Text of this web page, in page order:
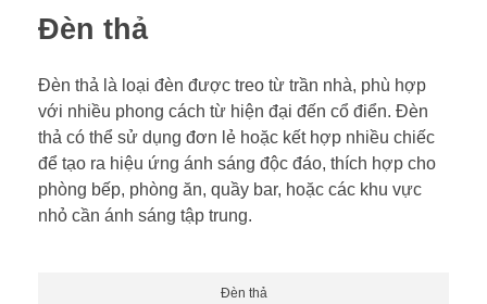
Đèn thả
Đèn thả là loại đèn được treo từ trần nhà, phù hợp
với nhiều phong cách từ hiện đại đến cổ điển. Đèn
thả có thể sử dụng đơn lẻ hoặc kết hợp nhiều chiếc
để tạo ra hiệu ứng ánh sáng độc đáo, thích hợp cho
phòng bếp, phòng ăn, quầy bar, hoặc các khu vực
nhỏ cần ánh sáng tập trung.
Đèn thả